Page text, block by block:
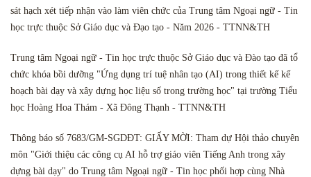
sát hạch xét tiếp nhận vào làm viên chức của Trung tâm Ngoại ngữ - Tin
học trực thuộc Sở Giáo dục và Đạo tạo - Năm 2026 - TTNN&TH
Trung tâm Ngoại ngữ - Tin học trực thuộc Sở Giáo dục và Đào tạo đã tổ
chức khóa bồi dưỡng "Ứng dụng trí tuệ nhân tạo (AI) trong thiết kế kế
hoạch bài dạy và xây dựng học liệu số trong trường học" tại trường Tiểu
học Hoàng Hoa Thám - Xã Đông Thạnh - TTNN&TH
Thông báo số 7683/GM-SGDĐT: GIẤY MỜI: Tham dự Hội thảo chuyên
môn "Giới thiệu các công cụ AI hỗ trợ giáo viên Tiếng Anh trong xây
dựng bài dạy" do Trung tâm Ngoại ngữ - Tin học phối hợp cùng Nhà